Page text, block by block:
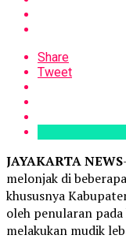
Share
Tweet
JAYAKARTA NEWS
melonjak di
khususnya
oleh penularan
melakukan mudik